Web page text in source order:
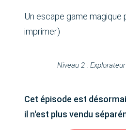
Un escape game magique
imprimer)
Niveau 2 :
Cet épisode est
il n'est plus vendu